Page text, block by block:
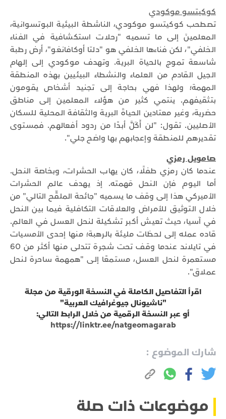
كوكيتسو موكودي
تصطحب كوكيتسو موكودي، الناشطة البيئية البوتسوانية،
المعلمينَ إلى ما تسميه "رحلات استكشافية في الفناء
الخلفي"، لكن فناءها الخلفي هو "دلتا أوكافانغو"، أرض رطبة
شاسعة تموج بالحياة البرية. وتهدف موكودي إلى إلهام
الجيل القادم من العلماء والنشطاء البيئيين بهذه المنطقة
المهمة؛ ولهذا فهي بحاجة إلى تجنيد أشخاص يقومون
بتثقيفهم. ينتمي كثير من هؤلاء المعلمين إلى مناطق
حضرية، وغير معتادين الحياةَ البرية والثقافة المحلية للسكان
الأصليين. تقول: "لن أَكَلَّ أبدًا من ردود أفعالهم. فمستوى
تقديرهم للمنطقة وإعجابهم بها واضح جلي".
صامويل رمزي
عندما كان رمزي طفلًا، كان يهاب الحشرات، وبخاصة النحل.
أما اليوم فإن النحل مَهمته. إذ يهدف عالم الحشرات
الأميركي هذا إلى وقف ما يسميه "جائحة الملقِّح التالي" من
خلال التوثيق للأمراض والعلاقات التكافلية فيما بين النحل
في آسيا، حيث تعيش أكبر تشكيلة لنحل العسل في العالم.
قاده عمله إلى لحظات مليئة بالرهبة؛ منها إحدى الأمسيات
في تايلاند عندما وقف تحت شجرة تتدلى منها أكثر من 60
مستعمرة لنحل العسل، مستمعًا إلى "همهمة ساحرة لنحل
عملاق".
اقرأ التفاصيل الكاملة في النسخة الورقية من مجلة
"ناشيونال جيوغرافيك العربية"
أو عبر النسخة الرقمية من خلال الرابط التالي:
https://linktr.ee/natgeomagarab
شارك الموضوع :
موضوعات ذات صلة